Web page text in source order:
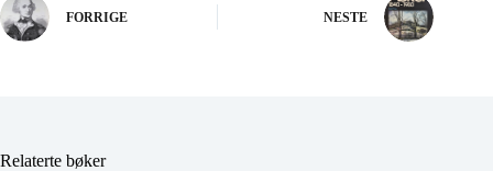
FORRIGE NESTE
Relaterte bøker